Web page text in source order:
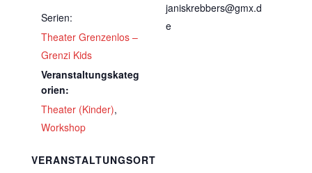
Serien:
Theater Grenzenlos –
Grenzi Kids
Veranstaltungskateg
orien:
Theater (Kinder),
Workshop
VERANSTALTUNGSORT
janiskrebbers@gmx.d
e